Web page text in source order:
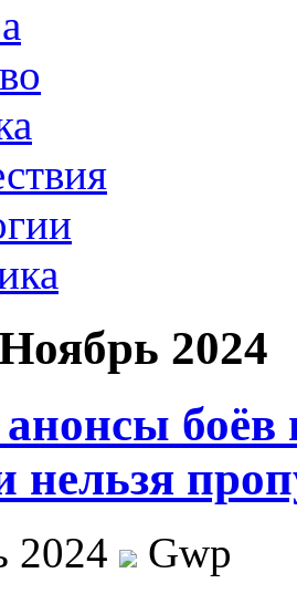
2024
боёв
нельзя
2024
Gwp